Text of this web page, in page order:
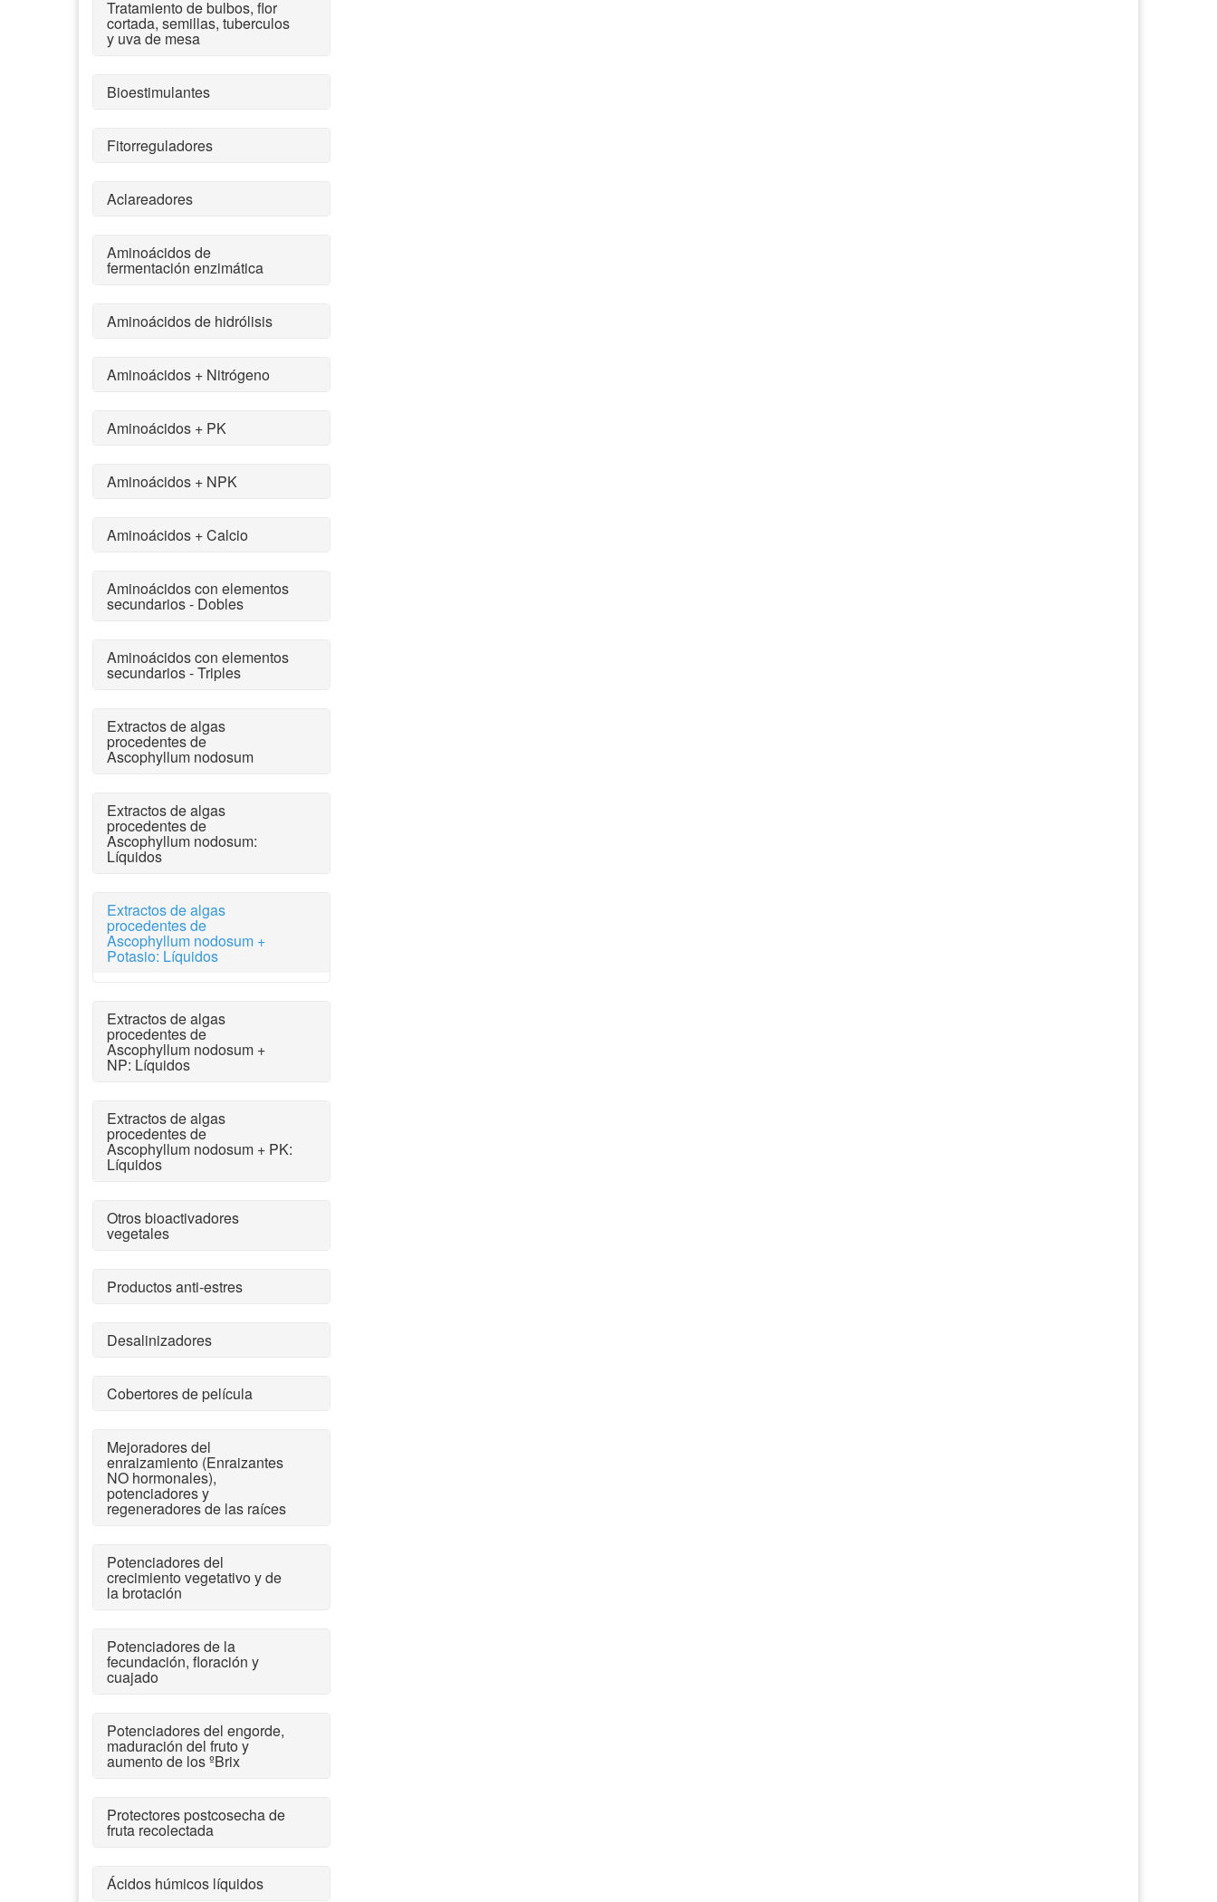
Tratamiento de bulbos, flor
cortada, semillas, tuberculos
y uva de mesa
Bioestimulantes
Fitorreguladores
Aclareadores
Aminoácidos de
fermentación enzimática
Aminoácidos de hidrólisis
Aminoácidos + Nitrógeno
Aminoácidos + PK
Aminoácidos + NPK
Aminoácidos + Calcio
Aminoácidos con elementos
secundarios - Dobles
Aminoácidos con elementos
secundarios - Triples
Extractos de algas
procedentes de
Ascophyllum nodosum
Extractos de algas
procedentes de
Ascophyllum nodosum:
Líquidos
Extractos de algas
procedentes de
Ascophyllum nodosum +
Potasio: Líquidos
Extractos de algas
procedentes de
Ascophyllum nodosum +
NP: Líquidos
Extractos de algas
procedentes de
Ascophyllum nodosum + PK:
Líquidos
Otros bioactivadores
vegetales
Productos anti-estres
Desalinizadores
Cobertores de película
Mejoradores del
enraizamiento (Enraizantes
NO hormonales),
potenciadores y
regeneradores de las raíces
Potenciadores del
crecimiento vegetativo y de
la brotación
Potenciadores de la
fecundación, floración y
cuajado
Potenciadores del engorde,
maduración del fruto y
aumento de los ºBrix
Protectores postcosecha de
fruta recolectada
Ácidos húmicos líquidos